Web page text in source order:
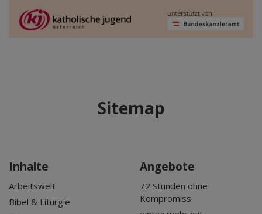
Sitemap
Inhalte
Arbeitswelt
Bibel & Liturgie
Angebote
72 Stunden ohne
Kompromiss